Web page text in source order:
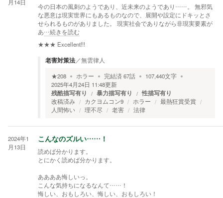
月14日
今の日本の風刺のようであり、近未来のようであり……。 無邪気
な悪意は現実世界にもあるものなので、展開や設定にドキッとさ
せられるものがありました。 現実社会でありながら非現実要素が
あ…続きを読む
★★★ Excellent!!!
老害対策法／無雲律人
★208 ホラー 完結済67話 107,440文字
2025年4月24日 11:48更新
残酷描写有り 暴力描写有り 性描写有り
改稿済み カクヨムコン9 ホラー
最熱狂賞受賞
人間怖い
理不尽 老害 法律
2024年1
月13日
こんなのズルい……！
読めば分かります。
とにかく読めば分かります。
ああああ悔しいっ。
こんな気持ちになるなんて……！
悔しい、おもしろい、悔しい、おもしろい！